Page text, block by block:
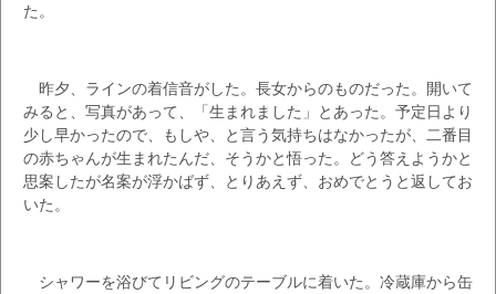
た。
昨夕、ラインの着信音がした。長女からのものだった。開いて
みると、写真があって、「生まれました」とあった。予定日より
少し早かったので、もしや、と言う気持ちはなかったが、二番目
の赤ちゃんが生まれたんだ、そうかと悟った。どう答えようかと
思案したが名案が浮かばず、とりあえず、おめでとうと返してお
いた。
シャワーを浴びてリビングのテーブルに着いた。冷蔵庫から缶